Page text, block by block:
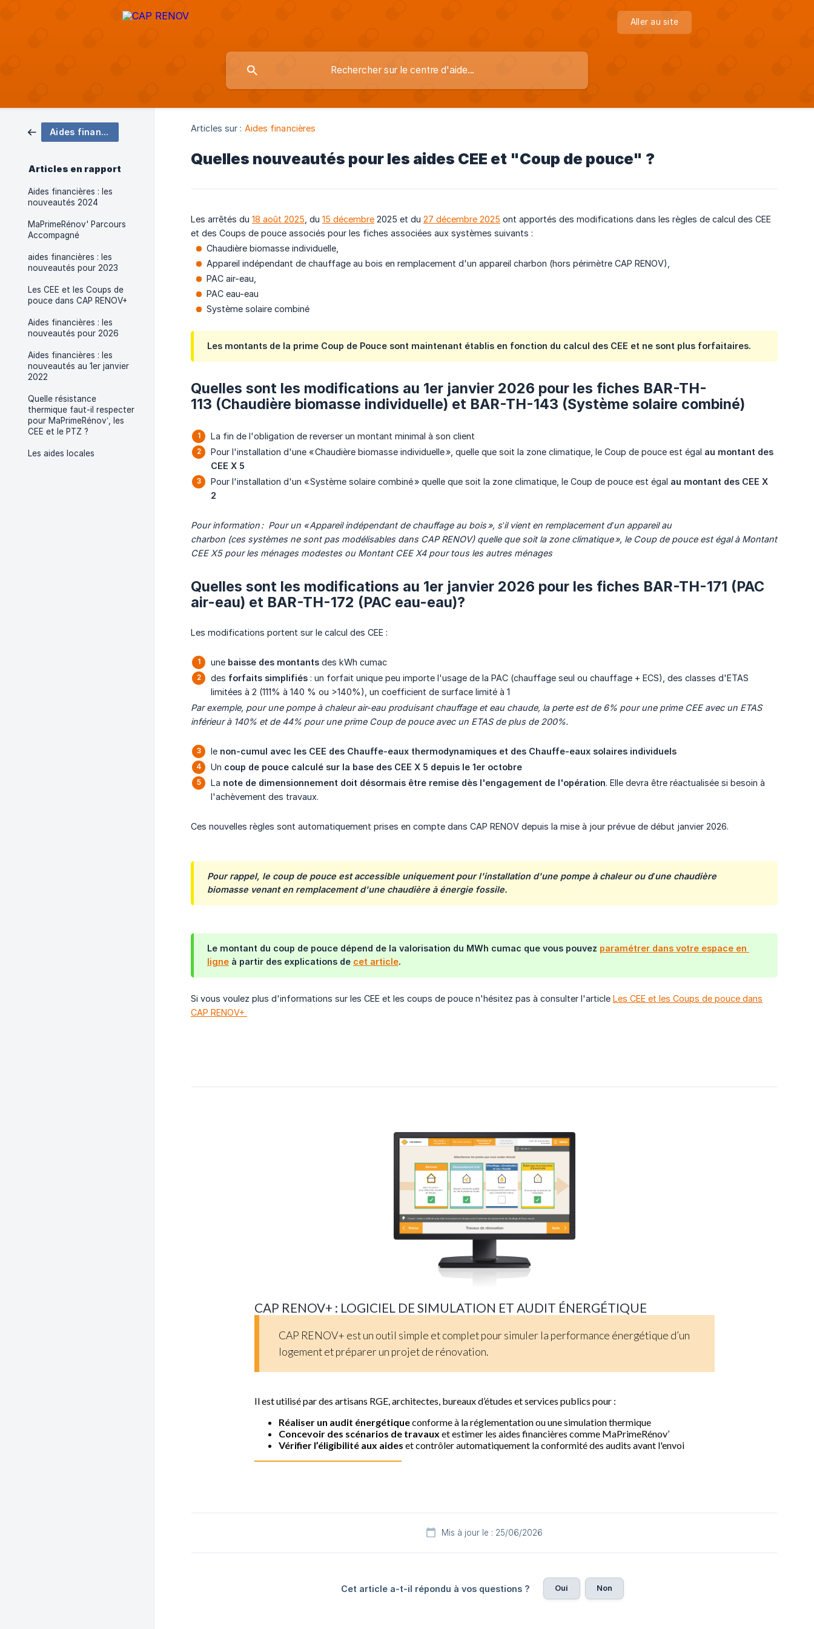
Aller au site
Aides financières
Articles en rapport
Aides financières : les
nouveautés 2024
MaPrimeRénov' Parcours
Accompagné
aides financières : les
nouveautés pour 2023
Les CEE et les Coups de
pouce dans CAP RENOV+
Aides financières : les
nouveautés pour 2026
Aides financières : les
nouveautés au 1er janvier
2022
Quelle résistance
thermique faut-il respecter
pour MaPrimeRénov’, les
CEE et le PTZ ?
Les aides locales
Articles sur : Aides financières
Quelles nouveautés pour les aides CEE et "Coup de pouce" ?
Les arrêtés du 18 août 2025 , du 15 décembre 2025 et du 27 décembre 2025 ont apportés des modifications dans les règles de calcul des CEE
et des Coups de pouce associés pour les fiches associées aux systèmes suivants :
Chaudière biomasse individuelle,
Appareil indépendant de chauffage au bois en remplacement d'un appareil charbon (hors périmètre CAP RENOV),
PAC air-eau,
PAC eau-eau
Système solaire combiné
Les montants de la prime Coup de Pouce sont maintenant établis en fonction du calcul des CEE et ne sont plus forfaitaires.
Quelles sont les modifications au 1er janvier 2026 pour les fiches BAR-TH-
113 (Chaudière biomasse individuelle) et BAR-TH-143 (Système solaire combiné)
La fin de l'obligation de reverser un montant minimal à son client
Pour l'installation d'une « Chaudière biomasse individuelle », quelle que soit la zone climatique, le Coup de pouce est égal au montant des
CEE X 5
Pour l'installation d'un « Système solaire combiné » quelle que soit la zone climatique, le Coup de pouce est égal au montant des CEE X
2
Pour information : Pour un « Appareil indépendant de chauffage au bois », s’il vient en remplacement d’un appareil au
charbon (ces systèmes ne sont pas modélisables dans CAP RENOV) quelle que soit la zone climatique », le Coup de pouce est égal à Montant
CEE X5 pour les ménages modestes ou Montant CEE X4 pour tous les autres ménages
Quelles sont les modifications au 1er janvier 2026 pour les fiches BAR-TH-171 (PAC
air-eau) et BAR-TH-172 (PAC eau-eau)?
Les modifications portent sur le calcul des CEE :
une baisse des montants des kWh cumac
des forfaits simplifiés : un forfait unique peu importe l'usage de la PAC (chauffage seul ou chauffage + ECS), des classes d'ETAS
limitées à 2 (111% à 140 % ou >140%), un coefficient de surface limité à 1
Par exemple, pour une pompe à chaleur air-eau produisant chauffage et eau chaude, la perte est de 6% pour une prime CEE avec un ETAS
inférieur à 140% et de 44% pour une prime Coup de pouce avec un ETAS de plus de 200%.
le non-cumul avec les CEE des Chauffe-eaux thermodynamiques et des Chauffe-eaux solaires individuels
Un coup de pouce calculé sur la base des CEE X 5 depuis le 1er octobre
La note de dimensionnement doit désormais être remise dès l'engagement de l'opération. Elle devra être réactualisée si besoin à
l'achèvement des travaux.
Ces nouvelles règles sont automatiquement prises en compte dans CAP RENOV depuis la mise à jour prévue de début janvier 2026.
Pour rappel, le coup de pouce est accessible uniquement pour l'installation d'une pompe à chaleur ou d’une chaudière
biomasse venant en remplacement d'une chaudière à énergie fossile.
Le montant du coup de pouce dépend de la valorisation du MWh cumac que vous pouvez paramétrer dans votre espace en
ligne à partir des explications de cet article.
Si vous voulez plus d'informations sur les CEE et les coups de pouce n'hésitez pas à consulter l'article Les CEE et les Coups de pouce dans
CAP RENOV+
Mis à jour le : 25/06/2026
Cet article a-t-il répondu à vos questions ? Oui Non